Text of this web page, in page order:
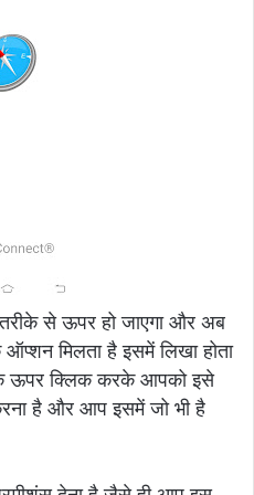
से ऊपर हो जाएगा और अब
मिलता है इसमें लिखा होता
ऊपर क्लिक करके आपको इसे
है और आप इसमें जो भी है